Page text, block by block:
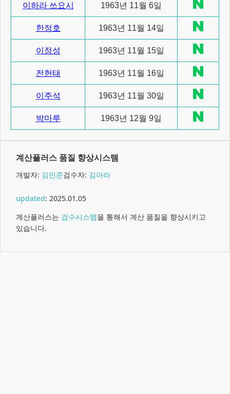
이하라 쓰요시 1963년 11월 6일
한정호 1963년 11월 14일
이정성 1963년 11월 15일
전헌태 1963년 11월 16일
이주석 1963년 11월 30일
박마루 1963년 12월 9일
계산플러스 품질 향상시스템
개발자: 김민준검수자: 김아라
updated: 2025.01.05
계산플러스는 검수시스템을 통해서 계산 품질을 향상시키고
있습니다.